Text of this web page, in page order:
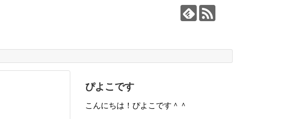
ぴよこです
こんにちは！ぴよこです＾＾